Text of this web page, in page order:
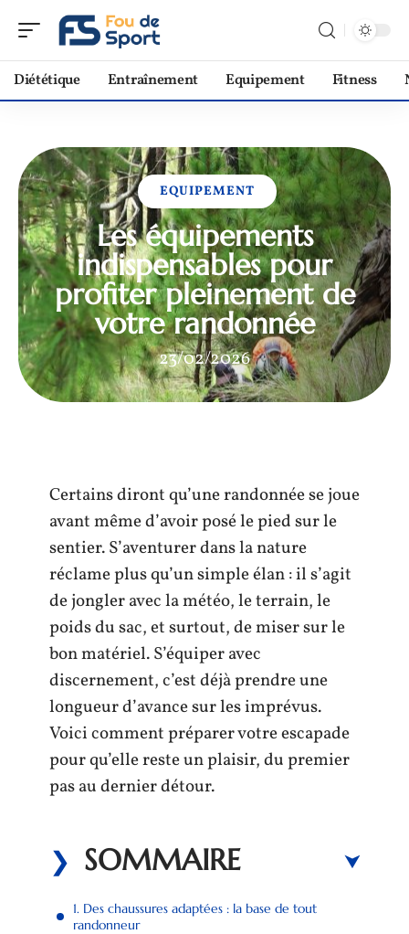
Diététique Entraînement Equipement Fitness
EQUIPEMENT
Les équipements
indispensables pour
profiter pleinement de
votre randonnée
23/02/2026
Certains diront qu’une randonnée se joue
avant même d’avoir posé le pied sur le
sentier. S’aventurer dans la nature
réclame plus qu’un simple élan : il s’agit
de jongler avec la météo, le terrain, le
poids du sac, et surtout, de miser sur le
bon matériel. S’équiper avec
discernement, c’est déjà prendre une
longueur d’avance sur les imprévus.
Voici comment préparer votre escapade
pour qu’elle reste un plaisir, du premier
pas au dernier détour.
SOMMAIRE
1. Des chaussures adaptées : la base de tout
randonneur